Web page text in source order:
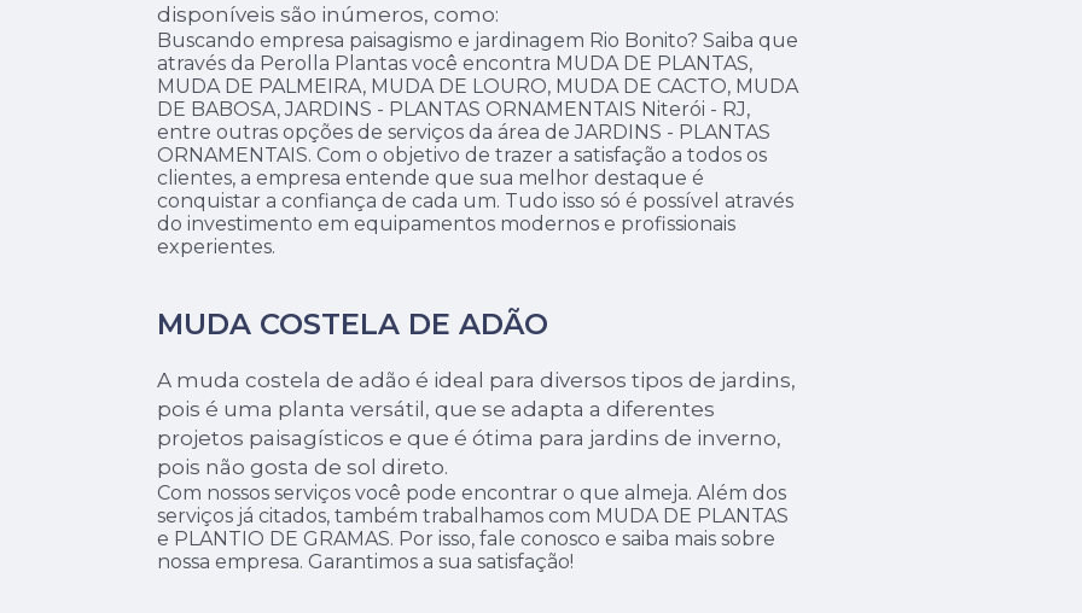
disponíveis são inúmeros, como:
Buscando empresa paisagismo e jardinagem Rio Bonito? Saiba que
através da Perolla Plantas você encontra MUDA DE PLANTAS,
MUDA DE PALMEIRA, MUDA DE LOURO, MUDA DE CACTO, MUDA
DE BABOSA, JARDINS - PLANTAS ORNAMENTAIS Niterói - RJ,
entre outras opções de serviços da área de JARDINS - PLANTAS
ORNAMENTAIS. Com o objetivo de trazer a satisfação a todos os
clientes, a empresa entende que sua melhor destaque é
conquistar a confiança de cada um. Tudo isso só é possível através
do investimento em equipamentos modernos e profissionais
experientes.
MUDA COSTELA DE ADÃO
A muda costela de adão é ideal para diversos tipos de jardins,
pois é uma planta versátil, que se adapta a diferentes
projetos paisagísticos e que é ótima para jardins de inverno,
pois não gosta de sol direto.
Com nossos serviços você pode encontrar o que almeja. Além dos
serviços já citados, também trabalhamos com MUDA DE PLANTAS
e PLANTIO DE GRAMAS. Por isso, fale conosco e saiba mais sobre
nossa empresa. Garantimos a sua satisfação!